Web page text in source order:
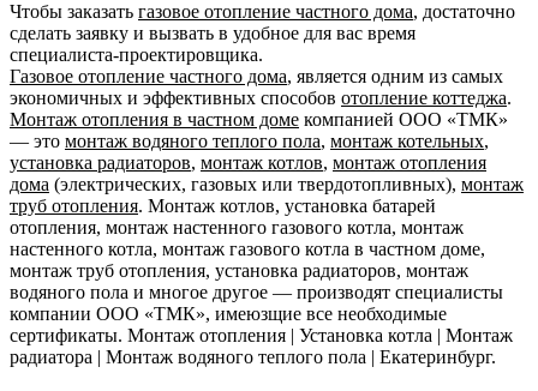
Чтобы заказать газовое отопление частного дома, достаточно
сделать заявку и вызвать в удобное для вас время
специалиста-проектировщика.
Газовое отопление частного дома, является одним из самых
экономичных и эффективных способов отопление коттеджа.
Монтаж отопления в частном доме компанией ООО «ТМК»
— это монтаж водяного теплого пола, монтаж котельных,
установка радиаторов, монтаж котлов, монтаж отопления
дома (электрических, газовых или твердотопливных), монтаж
труб отопления. Монтаж котлов, установка батарей
отопления, монтаж настенного газового котла, монтаж
настенного котла, монтаж газового котла в частном доме,
монтаж труб отопления, установка радиаторов, монтаж
водяного пола и многое другое — производят специалисты
компании ООО «ТМК», имеюзщие все необходимые
сертификаты. Монтаж отопления | Установка котла | Монтаж
радиатора | Монтаж водяного теплого пола | Екатеринбург.